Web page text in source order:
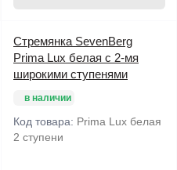
Стремянка SevenBerg
Prima Lux белая с 2-мя
широкими ступенями
в наличии
Код товара: Prima Lux белая
2 ступени